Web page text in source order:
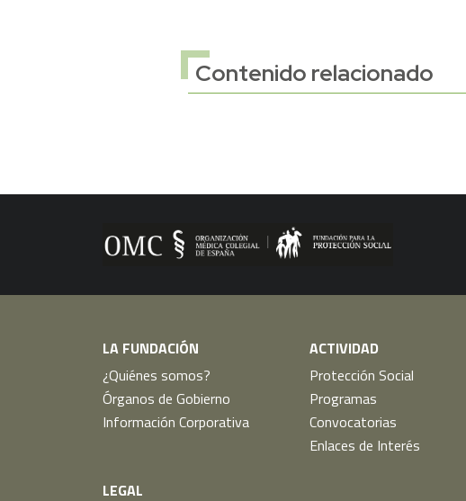
Contenido relacionado
LA FUNDACIÓN
¿Quiénes somos?
Órganos de Gobierno
Información Corporativa
ACTIVIDAD
Protección Social
Programas
Convocatorias
Enlaces de Interés
LEGAL